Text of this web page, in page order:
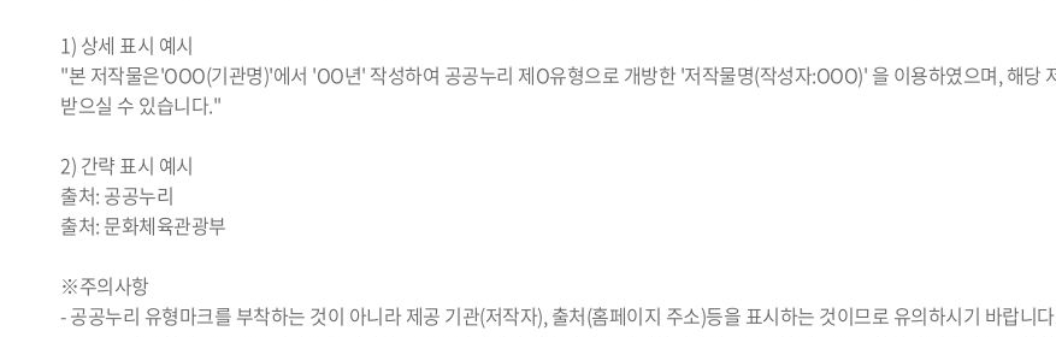
1) 상세 표시 예시
"본 저작물은'OOO(기관명)'에서 'OO년' 작성하여 공공누리 제O유형으로 개방한 '저작물명(작성자:OOO)' 을 이용하였으며, 해당
받으실 수 있습니다."
2) 간략 표시 예시
출처: 공공누리
출처: 문화체육관광부
※주의사항
- 공공누리 유형마크를 부착하는 것이 아니라 제공 기관(저작자), 출처(홈페이지 주소)등을 표시하는 것이므로 유의하시기 바랍니